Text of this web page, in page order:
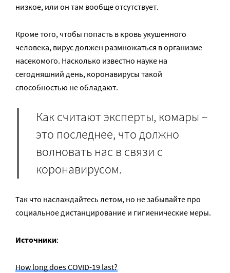
низкое, или он там вообще отсутствует.
Кроме того, чтобы попасть в кровь укушенного
человека, вирус должен размножаться в организме
насекомого. Насколько известно науке на
сегодняшний день, коронавирусы такой
способностью не обладают.
Как считают эксперты, комары –
это последнее, что должно
волновать нас в связи с
коронавирусом.
Так что наслаждайтесь летом, но не забывайте про
социальное дистанцирование и гигиенические меры.
Источники:
How long does COVID-19 last?